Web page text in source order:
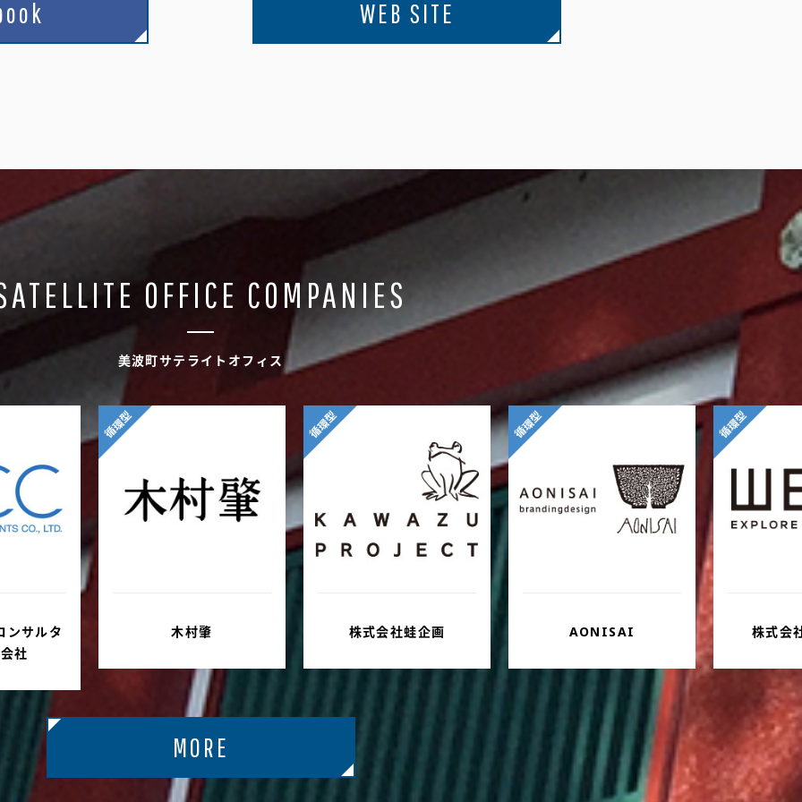
WEB SITE
OFFICE COMPANIES
美波町サテライトオフィス
ンサルタ
社
循環型
木村肇
循環型
株式会社蛙企画
循環型
AONISAI
循環型
株式会
MORE